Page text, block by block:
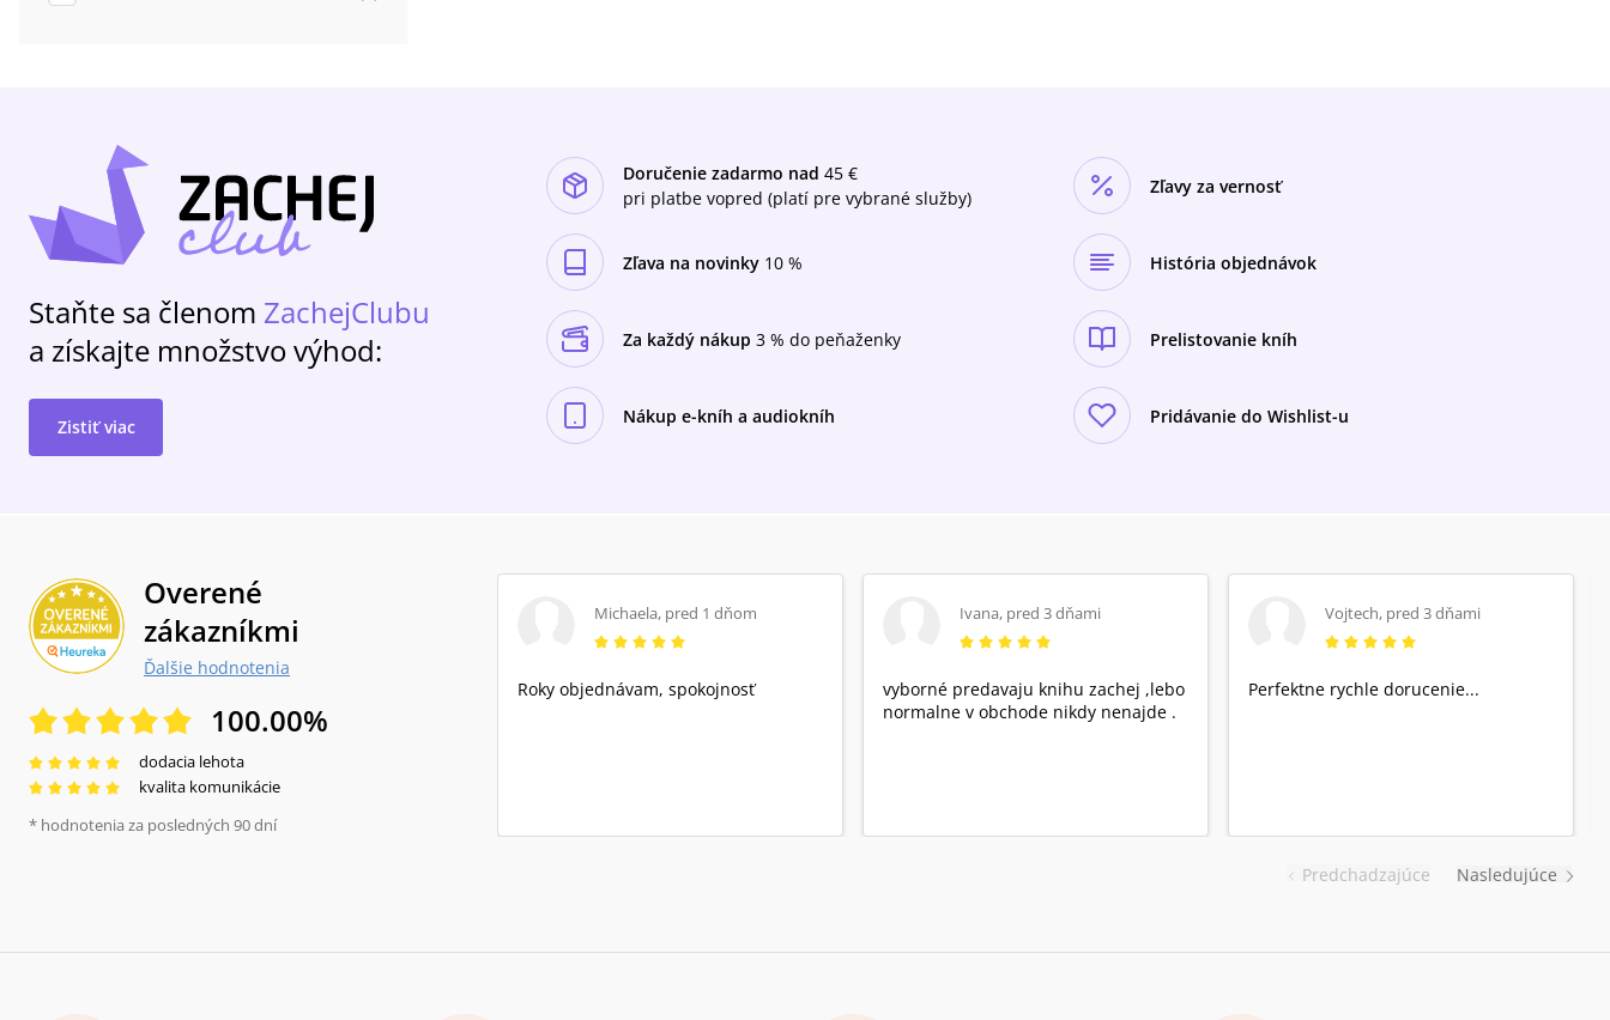
Staňte sa členom ZachejClubu
a získajte množstvo výhod:
Zistiť viac
Doručenie zadarmo nad 45 €
pri platbe vopred (platí pre vybrané služby)
Zľavy za vernosť
Zľava na novinky 10 % História objednávok
Za každý nákup 3 % do peňaženky Prelistovanie kníh
Nákup e-kníh a audiokníh Pridávanie do Wishlist-u
Overené
zákazníkmi
Ďalšie hodnotenia
100.00%
dodacia lehota
kvalita komunikácie
* hodnotenia za posledných 90 dní
Predchadzajúce
Michaela, pred 1 dňom
Roky objednávam, spokojnosť
Ivana, pred 3 dňami
vyborné predavaju knihu zachej ,lebo
normalne v obchode nikdy nenajde .
Vojtech, pred 3 dňami
Perfektne rychle dorucenie...
Nasledujúce